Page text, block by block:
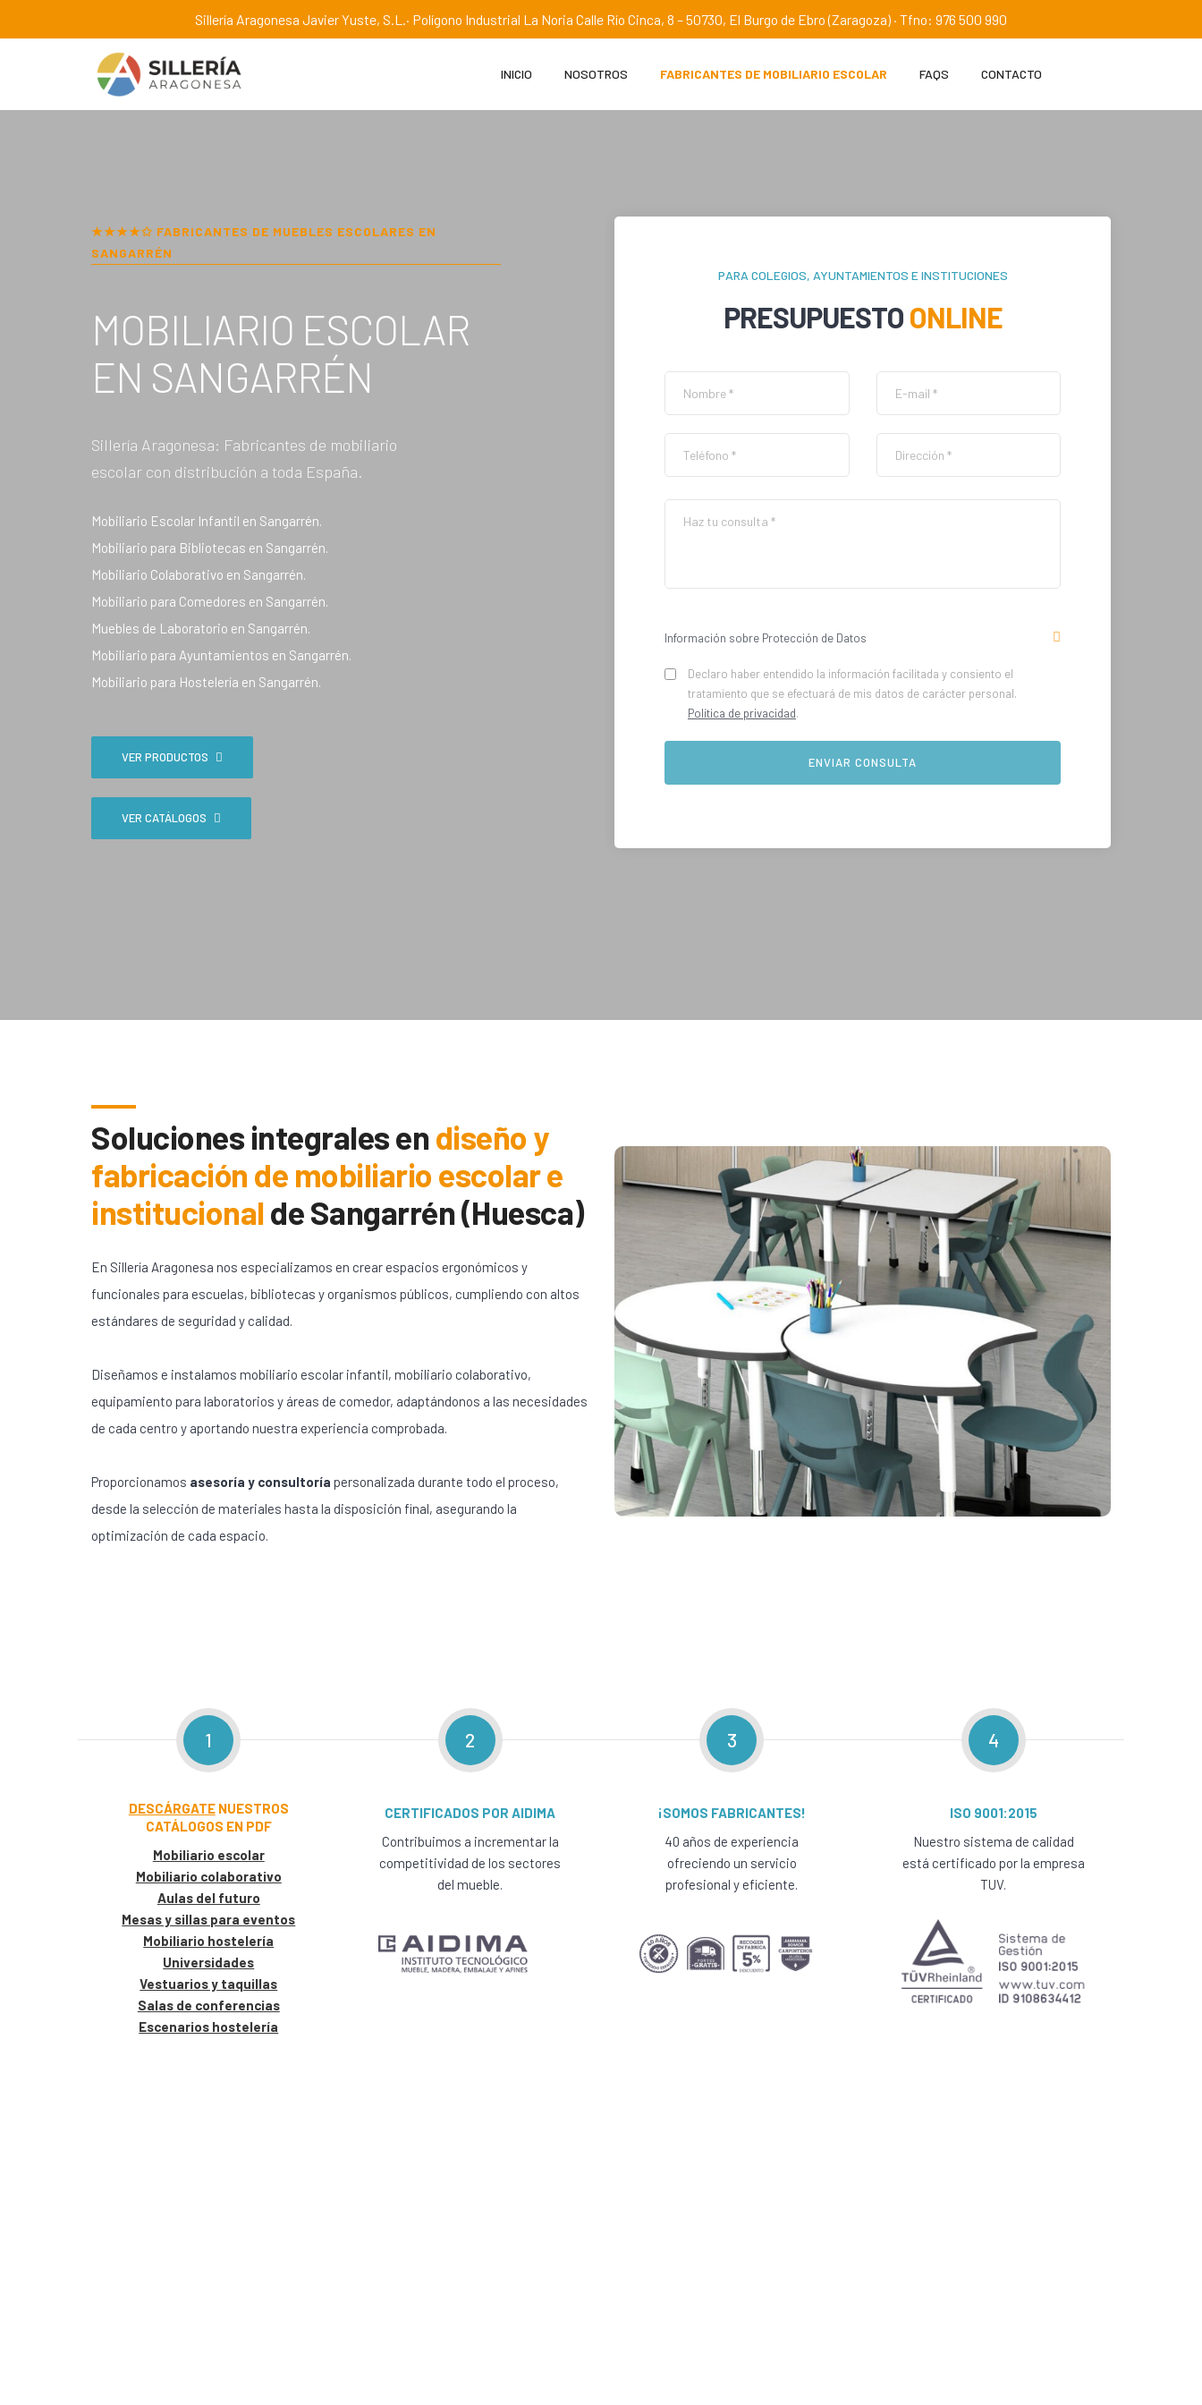
Sillería Aragonesa Javier Yuste, S.L.· Polígono Industrial La Noria Calle Río Cinca, 8 – 50730, El Burgo de Ebro (Zaragoza) · Tfno: 976 500 990
INICIO NOSOTROS FABRICANTES DE MOBILIARIO ESCOLAR FAQS CONTACTO
★★★★✩ FABRICANTES DE MUEBLES ESCOLARES EN
SANGARRÉN
MOBILIARIO ESCOLAR
EN SANGARRÉN
Sillería Aragonesa: Fabricantes de mobiliario
escolar con distribución a toda España.
Mobiliario Escolar Infantil en Sangarrén.
Mobiliario para Bibliotecas en Sangarrén.
Mobiliario Colaborativo en Sangarrén.
Mobiliario para Comedores en Sangarrén.
Muebles de Laboratorio en Sangarrén.
Mobiliario para Ayuntamientos en Sangarrén.
Mobiliario para Hostelería en Sangarrén.
VER PRODUCTOS
VER CATÁLOGOS
PARA COLEGIOS, AYUNTAMIENTOS E INSTITUCIONES
PRESUPUESTO ONLINE
Información sobre Protección de Datos
Declaro haber entendido la información facilitada y consiento el
tratamiento que se efectuará de mis datos de carácter personal.
Política de privacidad.
Soluciones integrales endiseño y
fabricación de mobiliario escolar e
institucionaldeSangarrén (Huesca)
En Sillería Aragonesa nos especializamos en crear espacios ergonómicos y
funcionales para escuelas, bibliotecas y organismos públicos, cumpliendo con altos
estándares de seguridad y calidad.
Diseñamos e instalamos mobiliario escolar infantil, mobiliario colaborativo,
equipamiento para laboratorios y áreas de comedor, adaptándonos a las necesidades
de cada centro y aportando nuestra experiencia comprobada.
Proporcionamos asesoría y consultoría personalizada durante todo el proceso,
desde la selección de materiales hasta la disposición final, asegurando la
optimización de cada espacio.
1
DESCÁRGATENUESTROS
CATÁLOGOS EN PDF
Mobiliario escolar
Mobiliario colaborativo
Aulas del futuro
Mesas y sillas para eventos
Mobiliario hostelería
Universidades
Vestuarios y taquillas
Salas de conferencias
Escenarios hostelería
2
CERTIFICADOS POR AIDIMA
Contribuimos a incrementar la
competitividad de los sectores
del mueble.
3
¡SOMOS FABRICANTES!
40 años de experiencia
ofreciendo un servicio
profesional y eficiente.
4
ISO 9001:2015
Nuestro sistema de calidad
está certificado por la empresa
TUV.